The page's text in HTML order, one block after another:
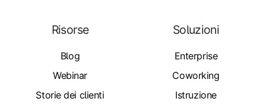
Risorse
Blog
Webinar
Storie dei clienti
Soluzioni
Enterprise
Coworking
Istruzione